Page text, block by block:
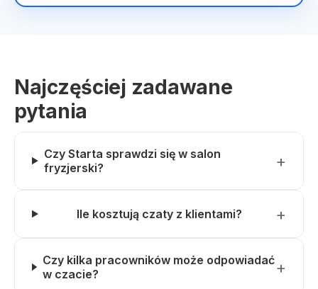
Najczęściej zadawane
pytania
Czy Starta sprawdzi się w salon
fryzjerski?
Ile kosztują czaty z klientami?
Czy kilka pracowników może odpowiadać
w czacie?